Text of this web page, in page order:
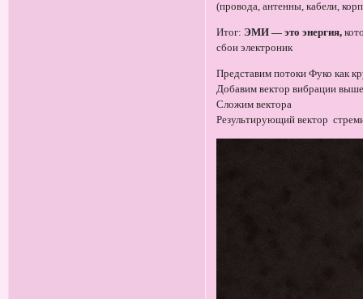
(провода, антенны, кабели,
Итог: ЭМИ — это энергия,
сбои электроник
Представим потоки Фуко как
Добавим вектор вибрации
Сложим вектора
Результирующий вектор